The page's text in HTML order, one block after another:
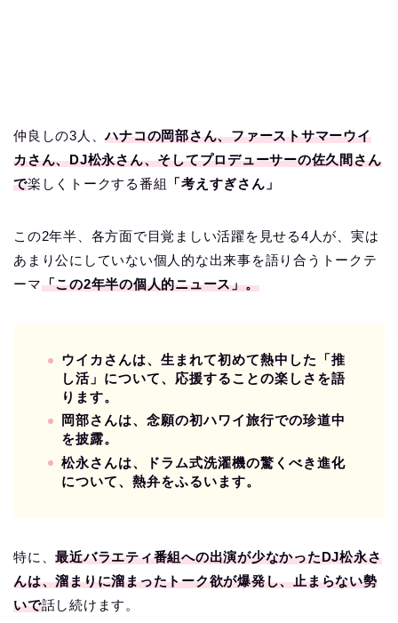
仲良しの3人、ハナコの岡部さん、ファーストサマーウイ
カさん、DJ松永さん、そしてプロデューサーの佐久間さん
で楽しくトークする番組 「考えすぎさん」
この2年半、各方面で目覚ましい活躍を見せる4人が、実は
あまり公にしていない個人的な出来事を語り合うトークテ
ーマ「この2年半の個人的ニュース」。
ウイカさんは、生まれて初めて熱中した「推
し活」について、応援することの楽しさを語
ります。
岡部さんは、念願の初ハワイ旅行での珍道中
を披露。
松永さんは、ドラム式洗濯機の驚くべき進化
について、熱弁をふるいます。
特に、最近バラエティ番組への出演が少なかったDJ松永さ
んは、溜まりに溜まったトーク欲が爆発し、止まらない勢
いで話し続けます。